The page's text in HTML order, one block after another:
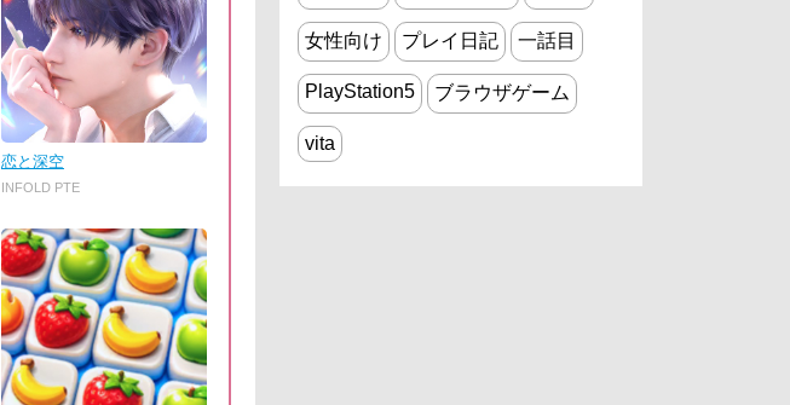
恋と深空
INFOLD PTE
女性向け プレイ日記 一話目
PlayStation5 ブラウザゲーム
vita